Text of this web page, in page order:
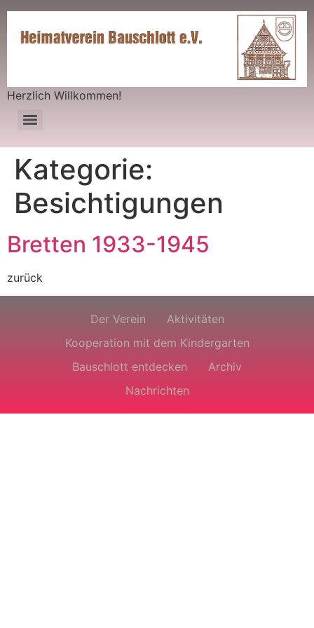
Herzlich Willkommen!
Kategorie:
Besichtigungen
Bretten 1933-1945
zurück
Der Verein
Aktivitäten
Kooperation mit dem Kindergarten
Bauschlott entdecken
Archiv
Nachrichten